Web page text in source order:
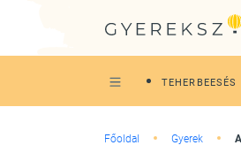
TEHERBEESÉS
Főoldal Gyerek